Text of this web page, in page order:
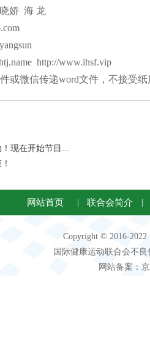
娇 海 龙
http://www.ihsf.vip
或微信传递word文件，不接受纸
现在开始节目...
网站首页 联合会简介
Copyright © 2016-
国际健康运动联合会不
网站备案：